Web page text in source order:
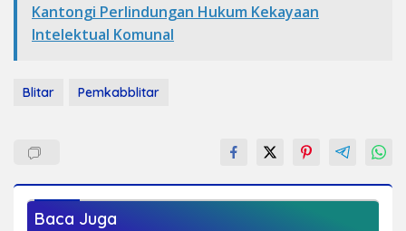
Kantongi Perlindungan Hukum Kekayaan
Intelektual Komunal
Blitar Pemkabblitar
Baca Juga